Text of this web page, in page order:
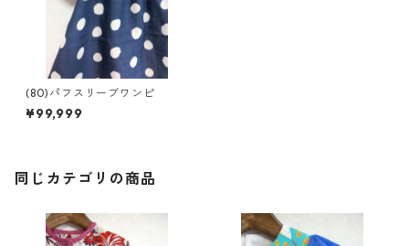
(80)パフスリーブワンピ
¥99,999
同じカテゴリの商品